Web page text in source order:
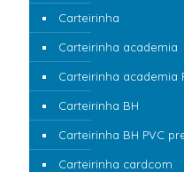
Carteirinha
Carteirinha academia
Carteirinha academia
Carteirinha BH
Carteirinha BH PVC
Carteirinha cardcom